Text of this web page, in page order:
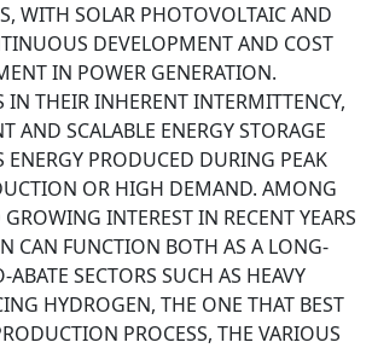
WITH SOLAR PHOTOVOLTAIC AND
DEVELOPMENT AND COST
IN POWER GENERATION.
IN THEIR INHERENT INTERMITTENCY,
AND SCALABLE ENERGY STORAGE
ENERGY PRODUCED DURING PEAK
OR HIGH DEMAND. AMONG
INTEREST IN RECENT YEARS
CAN FUNCTION BOTH AS A LONG-
SECTORS SUCH AS HEAVY
HYDROGEN, THE ONE THAT BEST
PROCESS, THE VARIOUS